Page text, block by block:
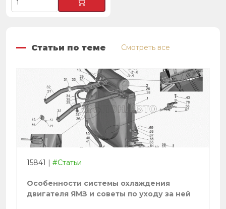
Статьи по теме Смотреть все
15841 | #Статьи
Особенности системы охлаждения
двигателя ЯМЗ и советы по уходу за ней